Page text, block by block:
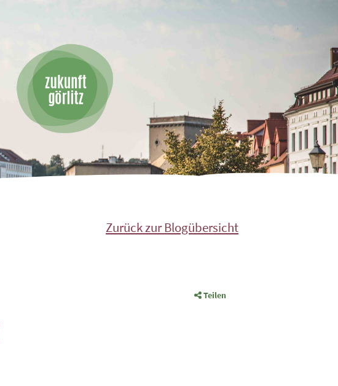
Zurück zur Blogübersicht
Teilen